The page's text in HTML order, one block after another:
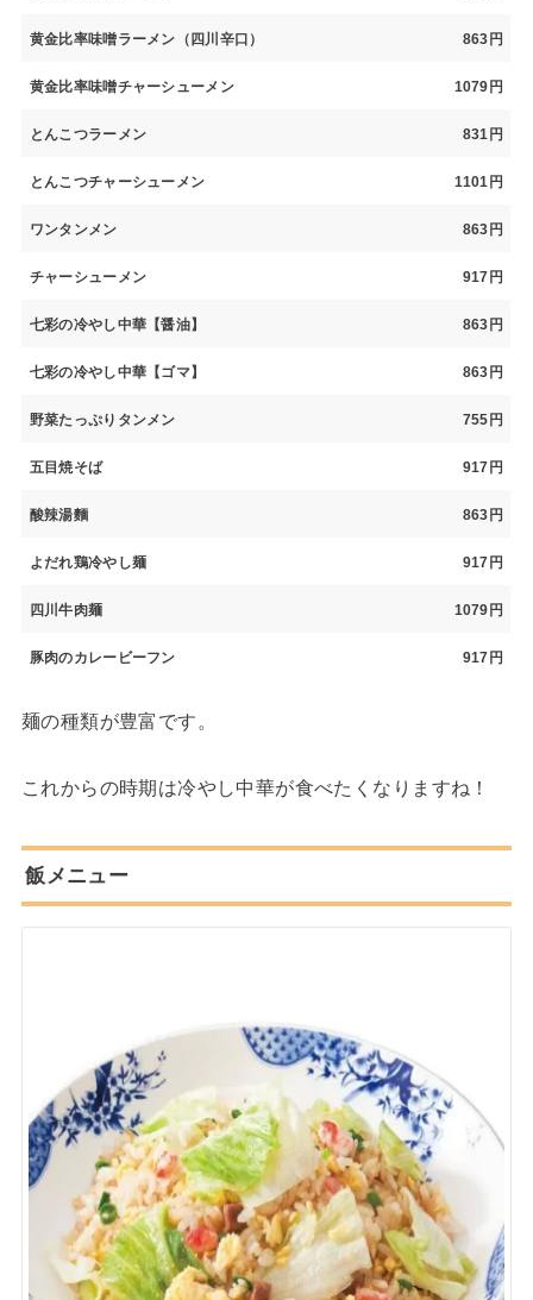
黄金比率味噌ラーメン（四川辛口） 863円
黄金比率味噌チャーシューメン 1079円
とんこつラーメン 831円
とんこつチャーシューメン 1101円
ワンタンメン 863円
チャーシューメン 917円
七彩の冷やし中華【醤油】 863円
七彩の冷やし中華【ゴマ】 863円
野菜たっぷりタンメン 755円
五目焼そば 917円
酸辣湯麵 863円
よだれ鶏冷やし麺 917円
四川牛肉麺 1079円
豚肉のカレービーフン 917円
麺の種類が豊富です。
これからの時期は冷やし中華が食べたくなりますね！
飯メニュー